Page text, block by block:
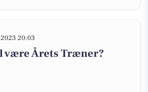
20:03
være Årets Træner?